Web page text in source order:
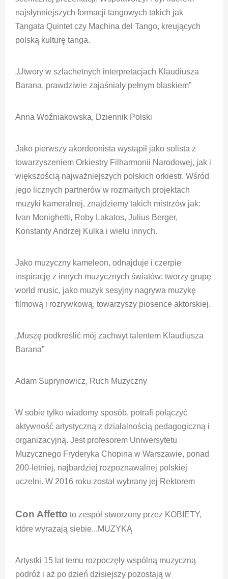
najsłynniejszych formacji tangowych takich jak
Tangata Quintet czy Machina del Tango, kreujących
polską kulturę tanga.
„Utwory w szlachetnych interpretacjach Klaudiusza
Barana, prawdziwie zajaśniały pełnym blaskiem”
Anna Woźniakowska, Dziennik Polski
Jako pierwszy akordeonista wystąpił jako solista z
towarzyszeniem Orkiestry Filharmonii Narodowej, jak i
większością najważniejszych polskich orkiestr. Wśród
jego licznych partnerów w rozmaitych projektach
muzyki kameralnej, znajdziemy takich mistrzów jak:
Ivan Monighetti, Roby Lakatos, Julius Berger,
Konstanty Andrzej Kulka i wielu innych.
Jako muzyczny kameleon, odnajduje i czerpie
inspirację z innych muzycznych światów; tworzy grupę
world music, jako muzyk sesyjny nagrywa muzykę
filmową i rozrywkową, towarzyszy piosence aktorskiej.
„Muszę podkreślić mój zachwyt talentem Klaudiusza
Barana”
Adam Suprynowicz, Ruch Muzyczny
W sobie tylko wiadomy sposób, potrafi połączyć
aktywność artystyczną z działalnością pedagogiczną i
organizacyjną. Jest profesorem Uniwersytetu
Muzycznego Fryderyka Chopina w Warszawie, ponad
200-letniej, najbardziej rozpoznawalnej polskiej
uczelni. W 2016 roku został wybrany jej Rektorem
Con Affetto to zespół stworzony przez KOBIETY,
które wyrażają siebie...MUZYKĄ
Artystki 15 lat temu rozpoczęły wspólną muzyczną
podróż i aż po dzień dzisiejszy pozostają w